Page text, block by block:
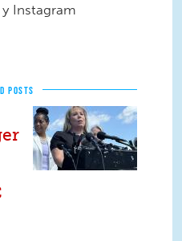
Instagram
POSTS